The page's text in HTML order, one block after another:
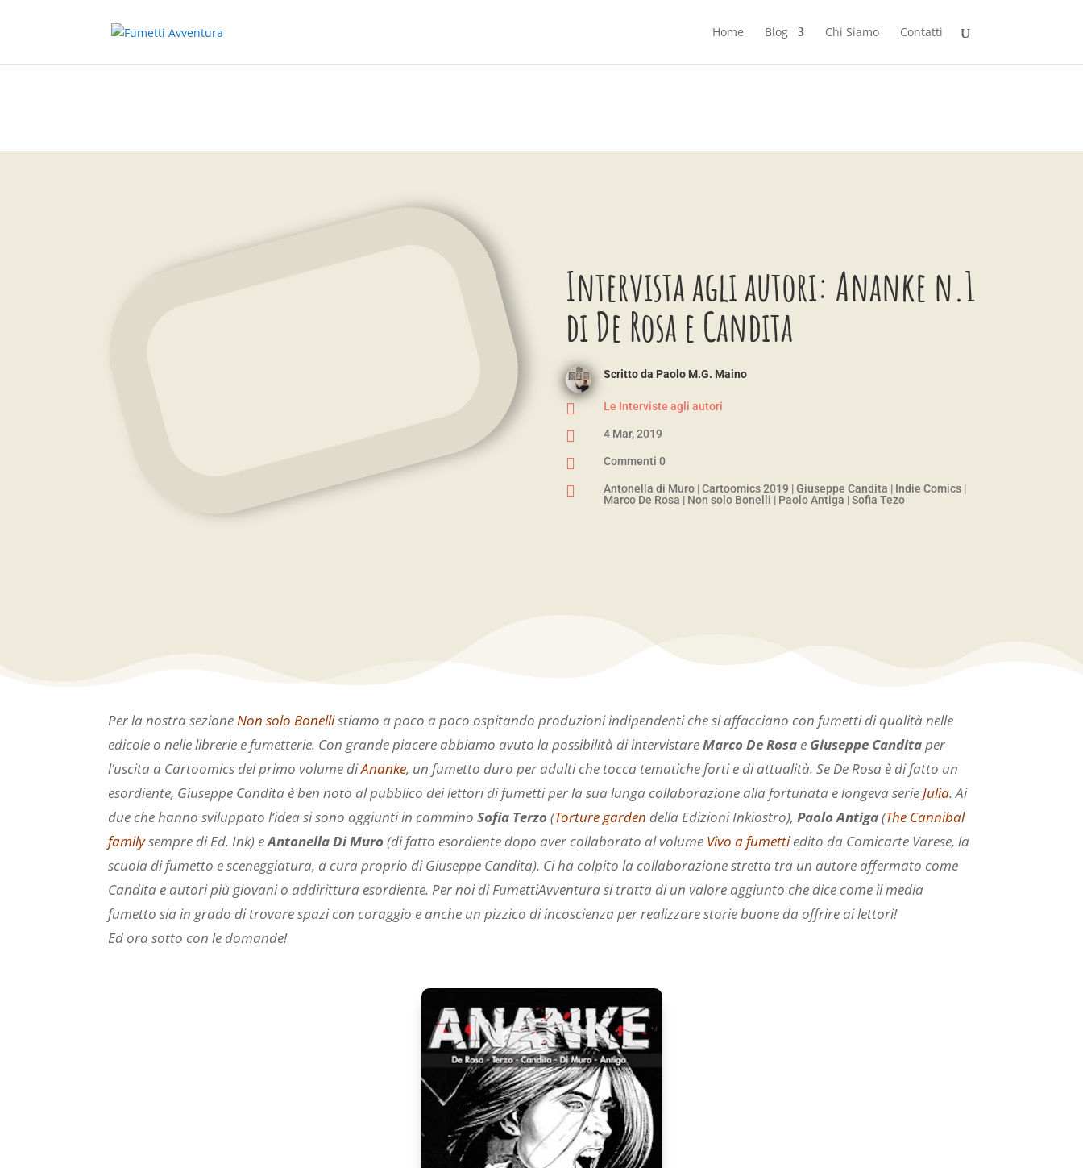
Home Blog Chi Siamo Contatti
Intervista agli autori: Ananke n.1
di De Rosa e Candita
Scritto da Paolo M.G. Maino
 Le Interviste agli autori
 4 Mar, 2019
 Commenti 0
 Antonella di Muro|Cartoomics 2019 |Giuseppe Candita | Indie Comics|
Marco De Rosa | Non solo Bonelli | Paolo Antiga |Sofia Tezo
Per la nostra sezione Non solo Bonellistiamo a poco a poco ospitando produzioni indipendenti che si affacciano con fumetti di qualità nelle
edicole o nelle librerie e fumetterie. Con grande piacere abbiamo avuto la possibilità di intervistareMarco De Rosa e Giuseppe Canditaper
l’uscita a Cartoomics del primo volume diAnanke, un fumetto duro per adulti che tocca tematiche forti e di attualità. Se De Rosa è di fatto un
esordiente, Giuseppe Candita è ben noto al pubblico dei lettori di fumetti per la sua lunga collaborazione alla fortunata e longeva serie Julia. Ai
due che hanno sviluppato l’idea si sono aggiunti in camminoSofia Terzo(Torture garden della Edizioni Inkiostro),Paolo Antiga(The Cannibal
familysempre di Ed. Ink) eAntonella Di Muro(di fatto esordiente dopo aver collaborato al volume Vivo a fumettiedito da Comicarte Varese, la
scuola di fumetto e sceneggiatura, a cura proprio di Giuseppe Candita). Ci ha colpito la collaborazione stretta tra un autore affermato come
Candita e autori più giovani o addirittura esordiente. Per noi di FumettiAvventura si tratta di un valore aggiunto che dice come il media
fumetto sia in grado di trovare spazi con coraggio e anche un pizzico di incoscienza per realizzare storie buone da offrire ai lettori!
Ed ora sotto con le domande!